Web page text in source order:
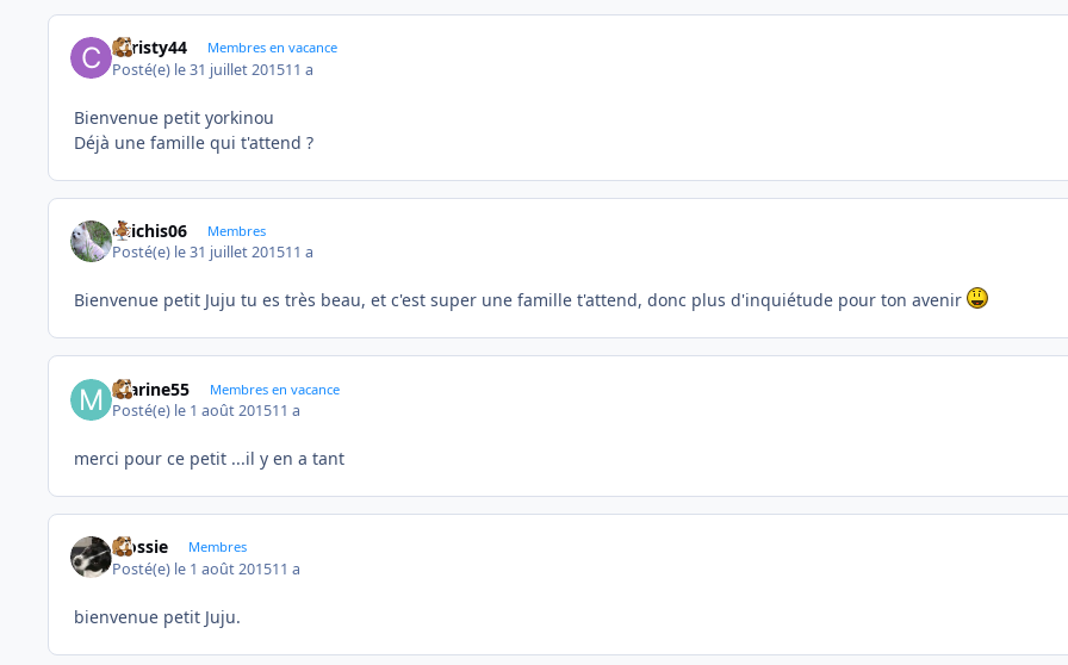
christy44 Membres en vacance
Posté(e) le 31 juillet 201511 a
Bienvenue petit yorkinou
Déjà une famille qui t'attend ?
chichis06 Membres
Posté(e) le 31 juillet 201511 a
Bienvenue petit Juju tu es très beau, et c'est super une famille t'attend, donc plus d'inquiétude pour ton avenir
marine55 Membres en vacance
Posté(e) le 1 août 201511 a
merci pour ce petit ...il y en a tant
Flossie Membres
Posté(e) le 1 août 201511 a
bienvenue petit Juju.